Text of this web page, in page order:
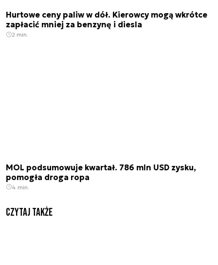
Hurtowe ceny paliw w dół. Kierowcy mogą wkrótce
zapłacić mniej za benzynę i diesla
2 min.
MOL podsumowuje kwartał. 786 mln USD zysku,
pomogła droga ropa
4 min.
Czytaj także